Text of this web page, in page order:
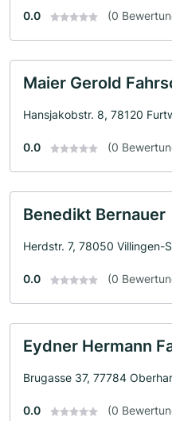
0.0 (0
Maier Gerold
Hansjakobstr. 8, 78120
0.0 (0
Benedikt Bernauer
Herdstr. 7, 78050 Villingen-
0.0 (0
Eydner Hermann
Brugasse 37, 77784
0.0 (0